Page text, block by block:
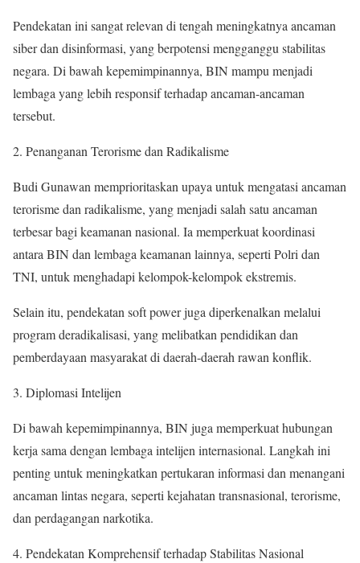
Pendekatan ini sangat relevan di tengah meningkatnya ancaman
siber dan disinformasi, yang berpotensi mengganggu stabilitas
negara. Di bawah kepemimpinannya, BIN mampu menjadi
lembaga yang lebih responsif terhadap ancaman-ancaman
tersebut.
Penanganan Terorisme dan Radikalisme
Budi Gunawan memprioritaskan upaya untuk mengatasi ancaman
terorisme dan radikalisme, yang menjadi salah satu ancaman
terbesar bagi keamanan nasional. Ia memperkuat koordinasi
antara BIN dan lembaga keamanan lainnya, seperti Polri dan
TNI, untuk menghadapi kelompok-kelompok ekstremis.
Selain itu, pendekatan soft power juga diperkenalkan melalui
program deradikalisasi, yang melibatkan pendidikan dan
pemberdayaan masyarakat di daerah-daerah rawan konflik.
Diplomasi Intelijen
Di bawah kepemimpinannya, BIN juga memperkuat hubungan
kerja sama dengan lembaga intelijen internasional. Langkah ini
penting untuk meningkatkan pertukaran informasi dan menangani
ancaman lintas negara, seperti kejahatan transnasional, terorisme,
dan perdagangan narkotika.
Pendekatan Komprehensif terhadap Stabilitas Nasional